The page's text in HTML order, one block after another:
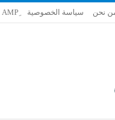
نحن سياسة الخصوصية